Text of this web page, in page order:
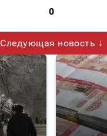
0
Следующая новость ↓